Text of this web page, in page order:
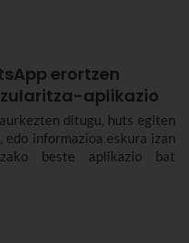
erortzen
aplikazio
ditugu, huts egiten
informazioa eskura izan
beste aplikazio bat